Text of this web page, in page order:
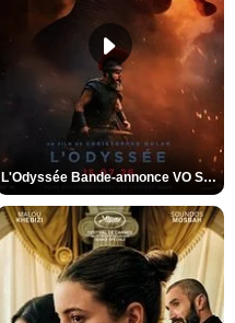
L'Odyssée Bande-annonce VO STFR